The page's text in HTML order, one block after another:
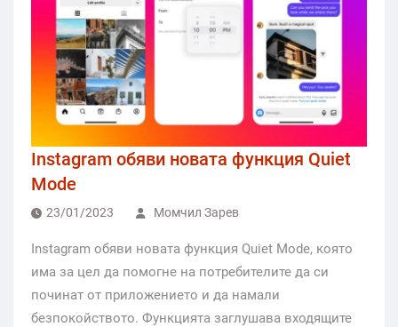
Instagram обяви новата функция Quiet
Mode
23/01/2023 Момчил Зарев
Instagram обяви новата функция Quiet Mode, която
има за цел да помогне на потребителите да си
починат от приложението и да намали
безпокойството. Функцията заглушава входящите